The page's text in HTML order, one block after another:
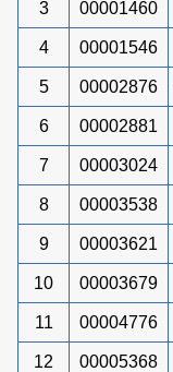
3 00001460
4 00001546
5 00002876
6 00002881
7 00003024
8 00003538
9 00003621
10 00003679
11 00004776
12 00005368